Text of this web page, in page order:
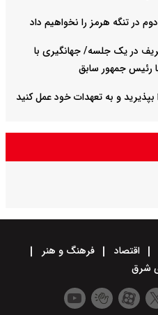
در تنگه هرمز را نخواهیم داد
در یک جلسه/ جهانگیری با
جمهور سابق
و به تعهدات خود عمل کنید
اقتصاد
فرهنگ و هنر
شرق